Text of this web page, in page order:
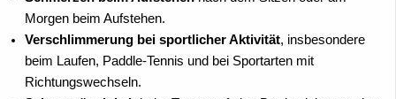
Morgen beim Aufstehen.
Verschlimmerung bei sportlicher Aktivität, insbesondere
beim Laufen, Paddle-Tennis und bei Sportarten mit
Richtungswechseln.